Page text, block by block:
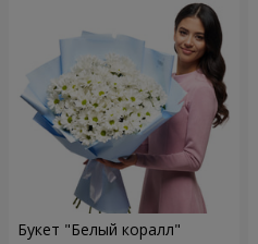
Букет "Белый коралл"